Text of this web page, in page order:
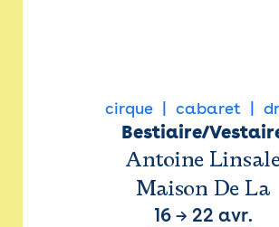
cirque cabaret
Bestiaire/
Antoine
Maison De La
16→ 22 avr.